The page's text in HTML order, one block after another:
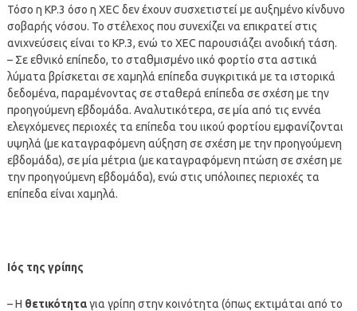
Τόσο η KP.3 όσο η XEC δεν έχουν συσχετιστεί με αυξημένο κίνδυνο
σοβαρής νόσου. Το στέλεχος που συνεχίζει να επικρατεί στις
ανιχνεύσεις είναι το KP.3, ενώ το XEC παρουσιάζει ανοδική τάση.
– Σε εθνικό επίπεδο, το σταθμισμένο ιικό φορτίο στα αστικά
λύματα βρίσκεται σε χαμηλά επίπεδα συγκριτικά με τα ιστορικά
δεδομένα, παραμένοντας σε σταθερά επίπεδα σε σχέση με την
προηγούμενη εβδομάδα. Αναλυτικότερα, σε μία από τις εννέα
ελεγχόμενες περιοχές τα επίπεδα του ιικού φορτίου εμφανίζονται
υψηλά (με καταγραφόμενη αύξηση σε σχέση με την προηγούμενη
εβδομάδα), σε μία μέτρια (με καταγραφόμενη πτώση σε σχέση με
την προηγούμενη εβδομάδα), ενώ στις υπόλοιπες περιοχές τα
επίπεδα είναι χαμηλά.
Ιός της γρίπης
– Η θετικότηταγια γρίπη στην κοινότητα (όπως εκτιμάται από το